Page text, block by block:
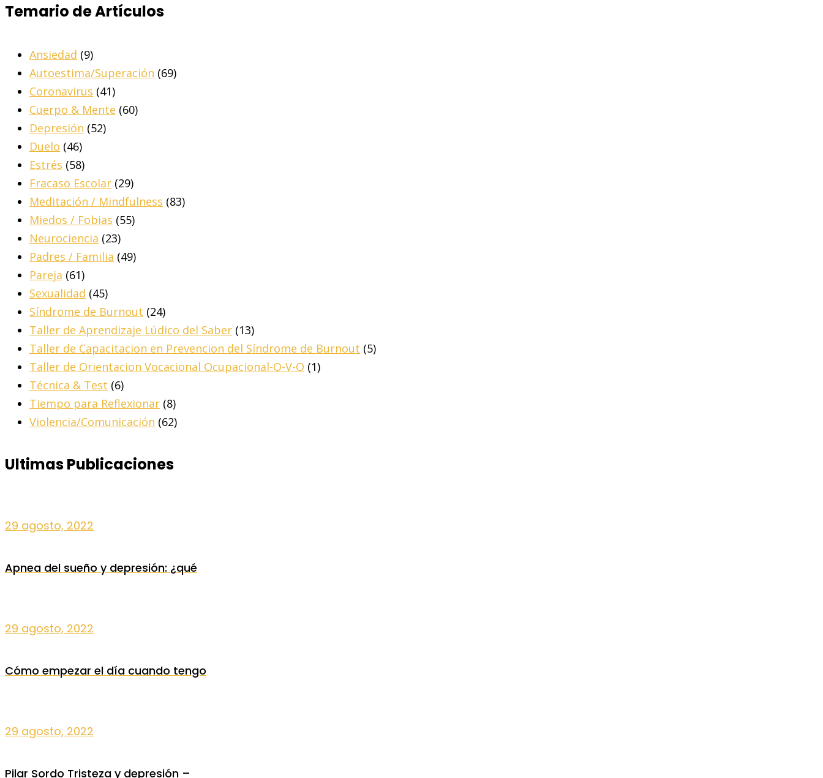
Temario de Artículos
Ansiedad (9)
Autoestima/Superación (69)
Coronavirus (41)
Cuerpo & Mente (60)
Depresión (52)
Duelo (46)
Estrés (58)
Fracaso Escolar (29)
Meditación / Mindfulness (83)
Miedos / Fobias (55)
Neurociencia (23)
Padres / Familia (49)
Pareja (61)
Sexualidad (45)
Síndrome de Burnout (24)
Taller de Aprendizaje Lúdico del Saber (13)
Taller de Capacitacion en Prevencion del Síndrome de Burnout (5)
Taller de Orientacion Vocacional Ocupacional-O-V-O (1)
Técnica & Test (6)
Tiempo para Reflexionar (8)
Violencia/Comunicación (62)
Ultimas Publicaciones
29 agosto, 2022
Apnea del sueño y depresión: ¿qué
29 agosto, 2022
Cómo empezar el día cuando tengo
29 agosto, 2022
Pilar Sordo Tristeza y depresión –